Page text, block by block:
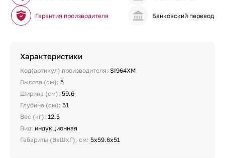
Гарантия производителя Банковский перевод
Характеристики
Код(артикул) производителя: SI964XM
Высота (см): 5
Ширина (см): 59.6
Глубина (см): 51
Вес (кг): 12.5
Вид: индукционная
Габариты (ВхШхГ), см: 5х59.6х51